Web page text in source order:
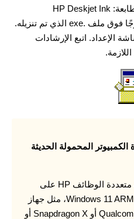
تثبيت برامج التشغيل والبرامج للطابعة: HP Deskjet Ink
Advantage 2510. انقر نقرًا مزدوجًا فوق ملف .exe الذي تم تنزيله.
اتبع الإرشادات
المحمولة الحديثة
إذا كنت تثبّت طابعة أو طابعة متعددة الوظائف HP على
كمبيوتر محمول يعمل بنظام Windows 11 ARM، مثل جهاز
مزود بمعالج Qualcomm Snapdragon أو Snapdragon X أو